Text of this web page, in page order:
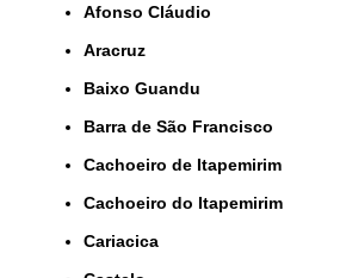
Afonso Cláudio
Aracruz
Baixo Guandu
Barra de São Francisco
Cachoeiro de Itapemirim
Cachoeiro do Itapemirim
Cariacica